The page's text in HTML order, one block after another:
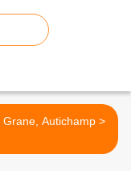
Etoile, Grane, Autichamp >